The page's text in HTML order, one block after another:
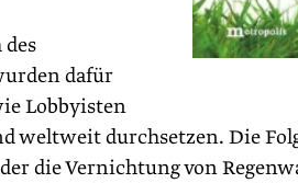
dafür
Lobbyisten
weltweit durchsetzen. Die
die Vernichtung von